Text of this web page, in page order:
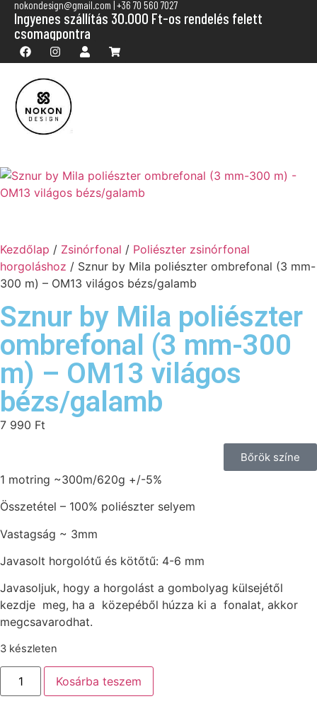
nokondesign@gmail.com | +36 70 560 7027
Ingyenes szállítás 30.000 Ft-os rendelés felett
csomagpontra
Kezdőlap / Zsinórfonal / Poliészter zsinórfonal
horgoláshoz / Sznur by Mila poliészter ombrefonal (3 mm-
300 m) – OM13 világos bézs/galamb
Sznur by Mila poliészter
ombrefonal (3 mm-300
m) – OM13 világos
bézs/galamb
7 990 Ft
Bőrök színe
1 motring ~300m/620g +/-5%
Összetétel – 100% poliészter selyem
Vastagság ~ 3mm
Javasolt horgolótű és kötőtű: 4-6 mm
Javasoljuk, hogy a horgolást a gombolyag külsejétől
kezdje meg, ha a közepéből húzza ki a fonalat, akkor
megcsavarodhat.
3 készleten
Kosárba teszem